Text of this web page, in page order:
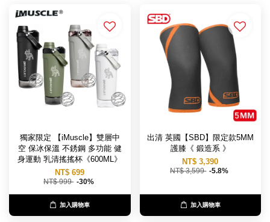
獨家限定 【iMuscle】雙層中
空 保冰保溫 不銹鋼 多功能 健
身運動 乳清搖搖杯《600ML》
NT$ 699
NT$ 999 -30%
加入購物車
出清 英國【SBD】限定款5MM
護膝《 鍛造系 》
NT$ 3,390
NT$ 3,599 -5.8%
加入購物車